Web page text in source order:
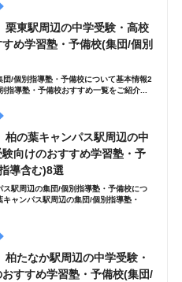
栗東駅周辺の中学受験・高校
め学習塾・予備校(集団/個別
団/個別指導塾・予備校について基本情報2
指導塾・予備校おすすめ一覧をご紹介...
柏の葉キャンパス駅周辺の中
向けのおすすめ学習塾・予
導含む)8選
ス駅周辺の集団/個別指導塾・予備校につ
ャンパス駅周辺の集団/個別指導塾・
柏たなか駅周辺の中学受験・
すすめ学習塾・予備校(集団/